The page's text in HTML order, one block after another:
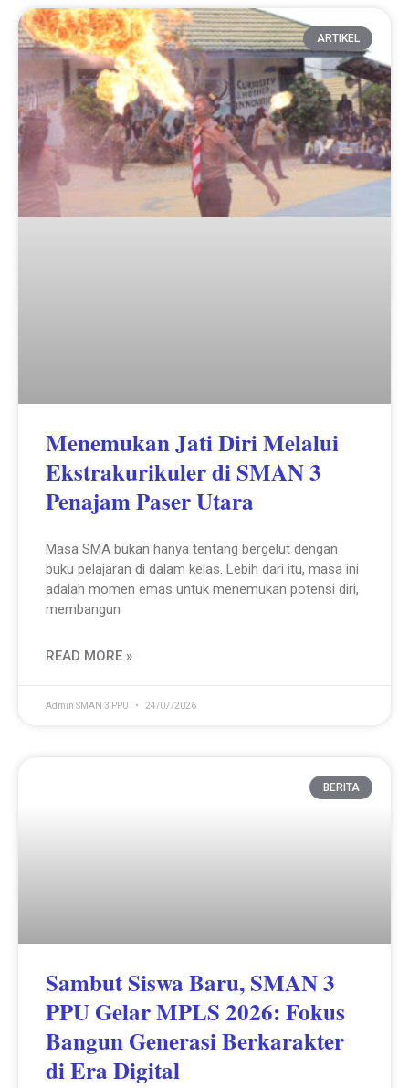
ARTIKEL
Menemukan Jati Diri Melalui
Ekstrakurikuler di SMAN 3
Penajam Paser Utara
Masa SMA bukan hanya tentang bergelut dengan
buku pelajaran di dalam kelas. Lebih dari itu, masa ini
adalah momen emas untuk menemukan potensi diri,
membangun
READ MORE »
Admin SMAN 3 PPU 24/07/2026
BERITA
Sambut Siswa Baru, SMAN 3
PPU Gelar MPLS 2026: Fokus
Bangun Generasi Berkarakter
di Era Digital